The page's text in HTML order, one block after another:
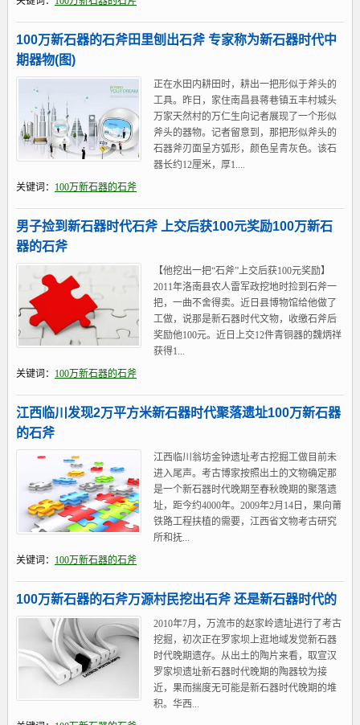
100万新石器的石斧田里刨出石斧 专家称为新石器时代中
期器物(图)
正在水田内耕田时，耕出一把形似于斧头的
工具。昨日，家住南昌县蒋巷镇五丰村城头
万家天然村的万仁生向记者展现了一个形似
斧头的器物。记者留意到，那把形似斧头的
石器斧刃面呈方弧形，颜色呈青灰色。该石
器长约12厘米，厚1....
关键词： 100万新石器的石斧
男子捡到新石器时代石斧 上交后获100元奖励100万新石
器的石斧
【他挖出一把“石斧”上交后获100元奖励】
2011年洛南县农人雷军政挖地时捡到石斧一
把，一曲不舍得卖。近日县博物馆给他做了
工做，说那是新石器时代文物，收缴石斧后
奖励他100元。近日上交12件青铜器的魏炳祥
获得1...
关键词： 100万新石器的石斧
江西临川发现2万平方米新石器时代聚落遗址100万新石器
的石斧
江西临川翁坊金钟遗址考古挖掘工做目前未
进入尾声。考古博家按照出土的文物确定那
是一个新石器时代晚期至春秋晚期的聚落遗
址，距今约4000年。2009年2月14日，果向莆
铁路工程扶植的需要，江西省文物考古研究
所和抚...
关键词： 100万新石器的石斧
100万新石器的石斧万源村民挖出石斧 还是新石器时代的
2010年7月，万流市的赵家岭遗址进行了考古
挖掘，初次正在罗家坝上逛地域发觉新石器
时代晚期遗存。从出土的陶片来看，取宣汉
罗家坝遗址新石器时代晚期的陶器较为接
近，果而揣度无可能是新石器时代晚期的堆
积。华西...